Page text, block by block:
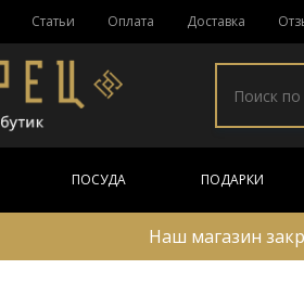
Статьи Оплата Доставка
ПОСУДА ПОДАРКИ
Наш магазин